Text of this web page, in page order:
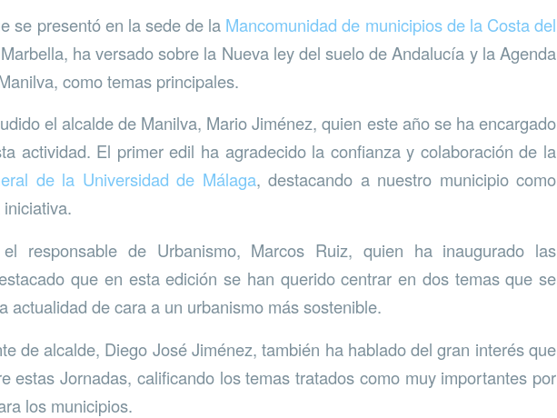
se presentó en la sede de la Mancomunidad de municipios de la Costa del
ha versado sobre la Nueva ley del suelo de Andalucía y la Agenda
como temas principales.
el alcalde de Manilva, Mario Jiménez, quien este año se ha encargado
actividad. El primer edil ha agradecido la confianza y colaboración de la
de la Universidad de Málaga, destacando a nuestro municipio como
responsable de Urbanismo, Marcos Ruiz, quien ha inaugurado las
que en esta edición se han querido centrar en dos temas que se
actualidad de cara a un urbanismo más sostenible.
de alcalde, Diego José Jiménez, también ha hablado del gran interés que
estas Jornadas, calificando los temas tratados como muy importantes por
los municipios.